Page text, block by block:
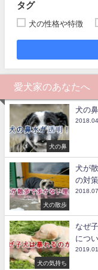
タグ
犬の性格や特徴
愛犬家のあなたへ
犬の鼻
犬の
犬の散歩
犬が
の対
犬の気持ち
なぜ
につい